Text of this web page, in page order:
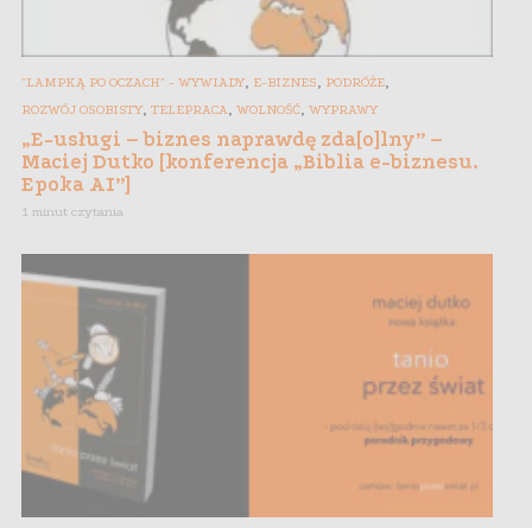
"LAMPKĄ PO OCZACH" - WYWIADY, E-BIZNES PODRÓŻE
ROZWÓJ OSOBISTY, TELEPRACA WOLNOŚĆ WYPRAWY
„E-usługi – biznes naprawdę zda[o]lny” –
Maciej Dutko [konferencja „Biblia e-biznesu.
Epoka AI”]
1 minut czytania